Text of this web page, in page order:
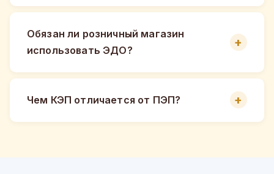
Обязан ли розничный магазин
использовать ЭДО?
Чем КЭП отличается от ПЭП?